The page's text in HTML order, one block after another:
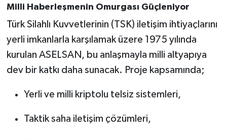
Milli Haberleşmenin Omurgası Güçleniyor
Türk Silahlı Kuvvetlerinin (TSK) iletişim ihtiyaçlarını
yerli imkanlarla karşılamak üzere 1975 yılında
kurulan ASELSAN, bu anlaşmayla milli altyapıya
dev bir katkı daha sunacak. Proje kapsamında;
Yerli ve milli kriptolu telsiz sistemleri,
Taktik saha iletişim çözümleri,